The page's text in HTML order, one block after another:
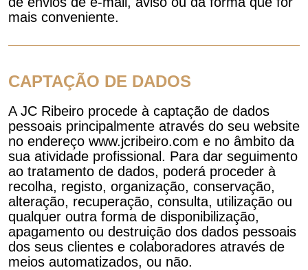
mais conveniente.
CAPTAÇÃO DE DADOS
A JC Ribeiro procede à captação de dados
pessoais principalmente através do seu website
no endereço www.jcribeiro.com e no âmbito da
sua atividade profissional. Para dar seguimento
ao tratamento de dados, poderá proceder à
recolha, registo, organização, conservação,
alteração, recuperação, consulta, utilização ou
qualquer outra forma de disponibilização,
apagamento ou destruição dos dados pessoais
dos seus clientes e colaboradores através de
meios automatizados, ou não.